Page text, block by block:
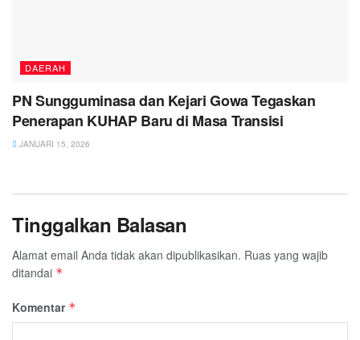
DAERAH
PN Sungguminasa dan Kejari Gowa Tegaskan
Penerapan KUHAP Baru di Masa Transisi
JANUARI 15, 2026
Tinggalkan Balasan
Alamat email Anda tidak akan dipublikasikan. Ruas yang wajib
ditandai *
Komentar *